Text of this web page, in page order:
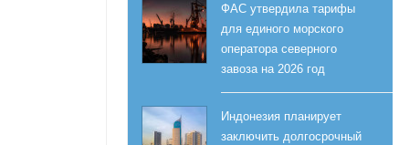
ФАС утвердила тарифы
для единого морского
оператора северного
завоза на 2026 год
Индонезия планирует
заключить долгосрочный